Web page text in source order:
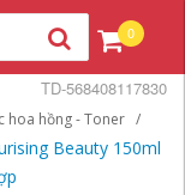
0
hoa hồng - Toner
Beauty 150ml
TD-568408117830